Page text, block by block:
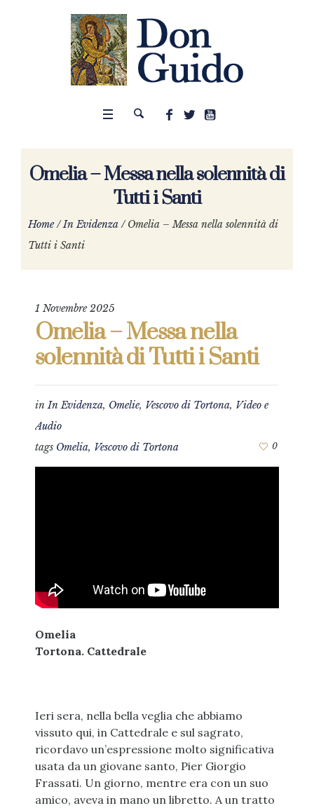
Omelia – Messa nella solennità di
Tutti i Santi
Home /In Evidenza /Omelia – Messa nella solennità di
Tutti i Santi
1 Novembre 2025
Omelia – Messa nella
solennità di Tutti i Santi
inIn Evidenza, Omelie, Vescovo di Tortona, Video e
Audio
tags Omelia, Vescovo di Tortona 0
Omelia
Tortona. Cattedrale
Ieri sera, nella bella veglia che abbiamo
vissuto qui, in Cattedrale e sul sagrato,
ricordavo un’espressione molto significativa
usata da un giovane santo, Pier Giorgio
Frassati. Un giorno, mentre era con un suo
amico, aveva in mano un libretto. A un tratto